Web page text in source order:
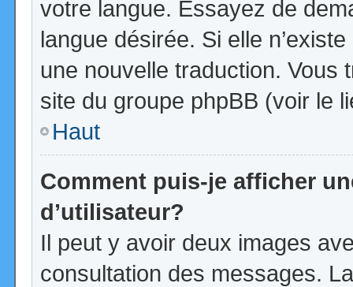
votre langue. Essayez de
langue désirée. Si elle
une nouvelle traduction. Vous
site du groupe phpBB (voir le
Haut
Comment puis-je afficher
d’utilisateur?
Il peut y avoir deux images
consultation des messages.